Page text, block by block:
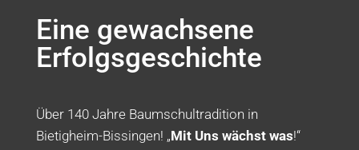
Eine gewachsene
Erfolgsgeschichte
Über 140 Jahre Baumschultradition in
Bietigheim-Bissingen! „Mit Uns wächst was!“